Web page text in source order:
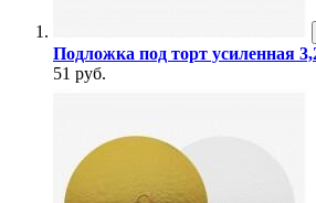
Подложка под торт усиленная
51 руб.